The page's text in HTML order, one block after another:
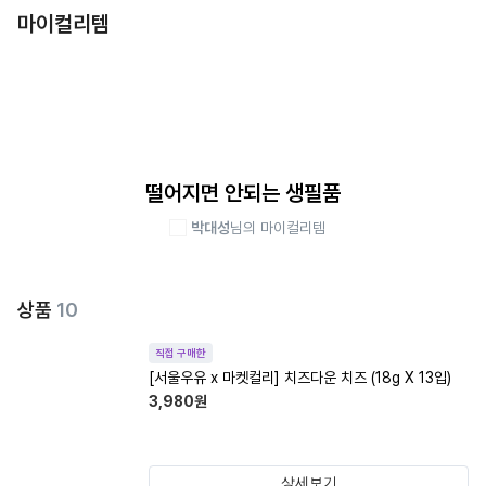
마이컬리템
떨어지면 안되는 생필품
박대성님의 마이컬리템
상품 10
직접 구매한
[서울우유 x 마켓컬리] 치즈다운 치즈 (18g X 13입)
3,980원
상세보기